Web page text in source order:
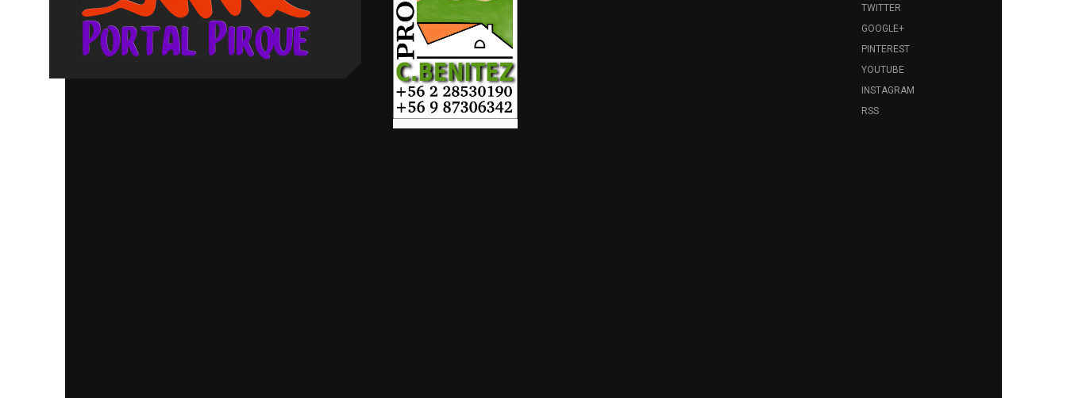
TWITTER
GOOGLE+
PINTEREST
YOUTUBE
INSTAGRAM
RSS